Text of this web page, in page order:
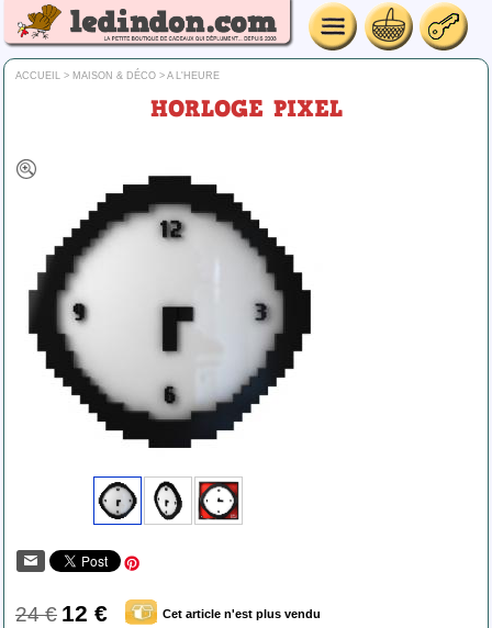
ACCUEIL > MAISON & DÉCO > A L'HEURE
HORLOGE PIXEL
24 € 12 € Cet article n'est plus vendu